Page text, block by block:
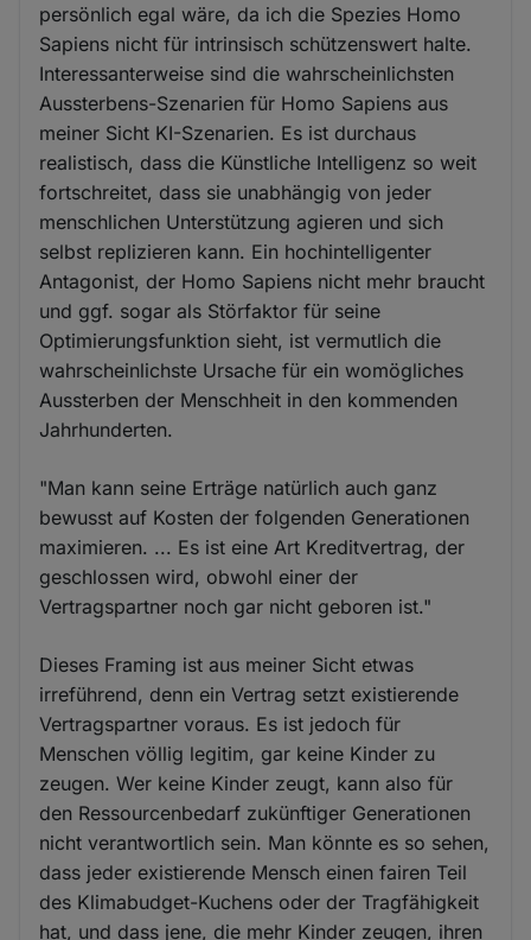
persönlich egal wäre, da ich die Spezies Homo
Sapiens nicht für intrinsisch schützenswert halte.
Interessanterweise sind die wahrscheinlichsten
Aussterbens-Szenarien für Homo Sapiens aus
meiner Sicht KI-Szenarien. Es ist durchaus
realistisch, dass die Künstliche Intelligenz so weit
fortschreitet, dass sie unabhängig von jeder
menschlichen Unterstützung agieren und sich
selbst replizieren kann. Ein hochintelligenter
Antagonist, der Homo Sapiens nicht mehr braucht
und ggf. sogar als Störfaktor für seine
Optimierungsfunktion sieht, ist vermutlich die
wahrscheinlichste Ursache für ein womögliches
Aussterben der Menschheit in den kommenden
Jahrhunderten.
"Man kann seine Erträge natürlich auch ganz
bewusst auf Kosten der folgenden Generationen
maximieren. ... Es ist eine Art Kreditvertrag, der
geschlossen wird, obwohl einer der
Vertragspartner noch gar nicht geboren ist."
Dieses Framing ist aus meiner Sicht etwas
irreführend, denn ein Vertrag setzt existierende
Vertragspartner voraus. Es ist jedoch für
Menschen völlig legitim, gar keine Kinder zu
zeugen. Wer keine Kinder zeugt, kann also für
den Ressourcenbedarf zukünftiger Generationen
nicht verantwortlich sein. Man könnte es so sehen,
dass jeder existierende Mensch einen fairen Teil
des Klimabudget-Kuchens oder der Tragfähigkeit
hat, und dass jene, die mehr Kinder zeugen, ihren